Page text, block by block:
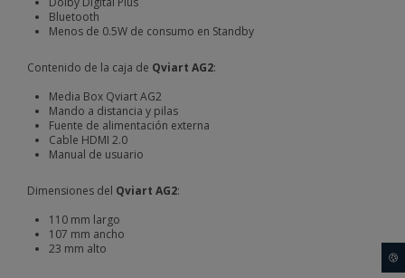
Bluetooth
Menos de 0.5W de consumo en Standby
Contenido de la caja de Qviart AG2:
Media Box Qviart AG2
Mando a distancia y pilas
Fuente de alimentación externa
Cable HDMI 2.0
Manual de usuario
Dimensiones del Qviart AG2:
110 mm largo
107 mm ancho
23 mm alto
🍪